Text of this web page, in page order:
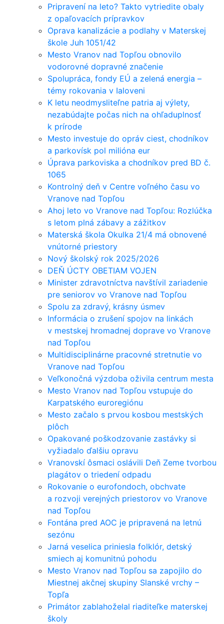
Pripravení na leto? Takto vytriedite obaly
z opaľovacích prípravkov
Oprava kanalizácie a podlahy v Materskej
škole Juh 1051/42
Mesto Vranov nad Topľou obnovilo
vodorovné dopravné značenie
Spolupráca, fondy EÚ a zelená energia –
témy rokovania v Ialoveni
K letu neodmysliteľne patria aj výlety,
nezabúdajte počas nich na ohľaduplnosť
k prírode
Mesto investuje do opráv ciest, chodníkov
a parkovísk pol milióna eur
Úprava parkoviska a chodníkov pred BD č.
1065
Kontrolný deň v Centre voľného času vo
Vranove nad Topľou
Ahoj leto vo Vranove nad Topľou: Rozlúčka
s letom plná zábavy a zážitkov
Materská škola Okulka 21/4 má obnovené
vnútorné priestory
Nový školský rok 2025/2026
DEŇ ÚCTY OBETIAM VOJEN
Minister zdravotníctva navštívil zariadenie
pre seniorov vo Vranove nad Topľou
Spolu za zdravý, krásny úsmev
Informácia o zrušení spojov na linkách
v mestskej hromadnej doprave vo Vranove
nad Topľou
Multidisciplinárne pracovné stretnutie vo
Vranove nad Topľou
Veľkonočná výzdoba oživila centrum mesta
Mesto Vranov nad Topľou vstupuje do
Karpatského euroregiónu
Mesto začalo s prvou kosbou mestských
plôch
Opakované poškodzovanie zastávky si
vyžiadalo ďalšiu opravu
Vranovskí ôsmaci oslávili Deň Zeme tvorbou
plagátov o triedení odpadu
Rokovanie o eurofondoch, obchvate
a rozvoji verejných priestorov vo Vranove
nad Topľou
Fontána pred AOC je pripravená na letnú
sezónu
Jarná veselica priniesla folklór, detský
smiech aj komunitnú pohodu
Mesto Vranov nad Topľou sa zapojilo do
Miestnej akčnej skupiny Slanské vrchy –
Topľa
Primátor zablahoželal riaditeľke materskej
školy